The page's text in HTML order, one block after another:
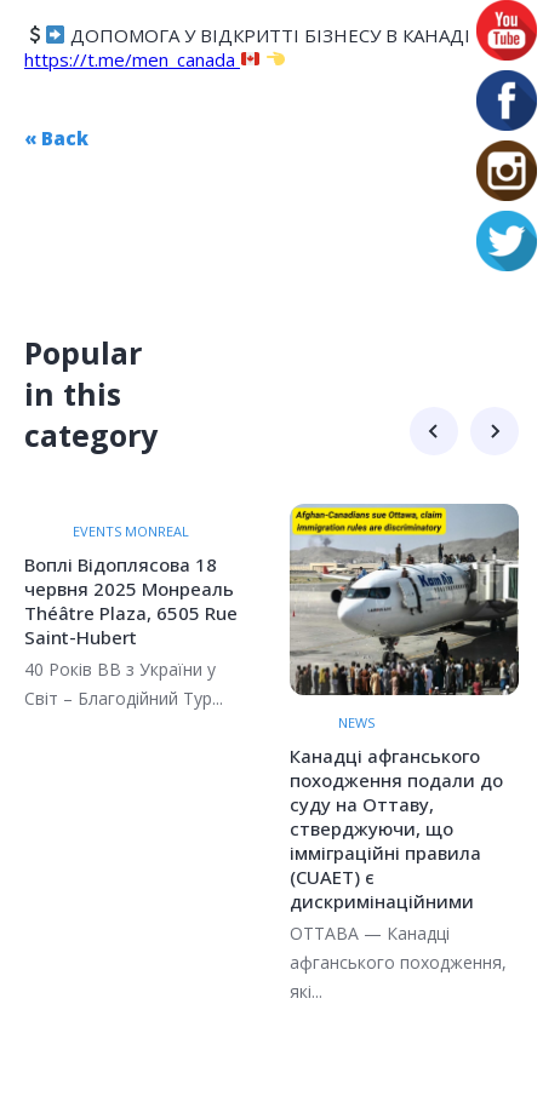
ДОПОМОГА У ВІДКРИТТІ БІЗНЕСУ В КАНАДІ
https://t.me/men_canada
« Back
Popular
in this
category
EVENTS MONREAL
Воплі Відоплясова 18
червня 2025 Монреаль
Théâtre Plaza, 6505 Rue
Saint-Hubert
40 Років ВВ з України у
Світ – Благодійний Тур...
NEWS
Канадці афганського
походження подали до
суду на Оттаву,
стверджуючи, що
імміграційні правила
(CUAET) є
дискримінаційними
ОТТАВА — Канадці
афганського походження,
які...